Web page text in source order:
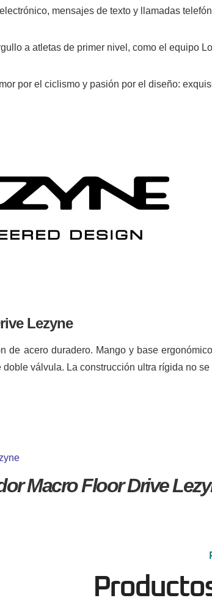
mensajes de texto y llamadas
a atletas de primer nivel, como el equipo
por el ciclismo y pasión por el diseño:
Lezyne
de acero duradero. Mango y base
válvula. La construcción ultra rígida no
Macro Floor Drive